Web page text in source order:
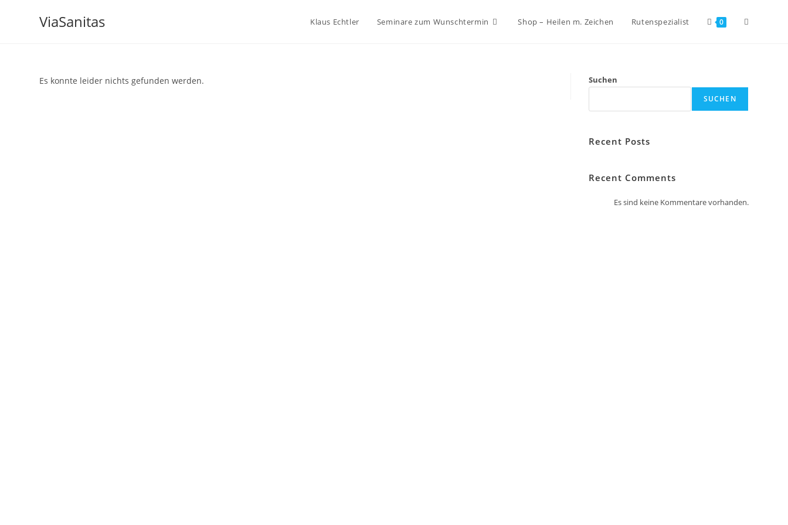
ViaSanitas Klaus Echtler Seminare zum Wunschtermin Shop – Heilen m. Zeichen Rutenspezialist 0
Suchen
SUCHEN
Recent Posts
Recent Comments
Es sind keine Kommentare vorhanden.
Es konnte leider nichts gefunden werden.